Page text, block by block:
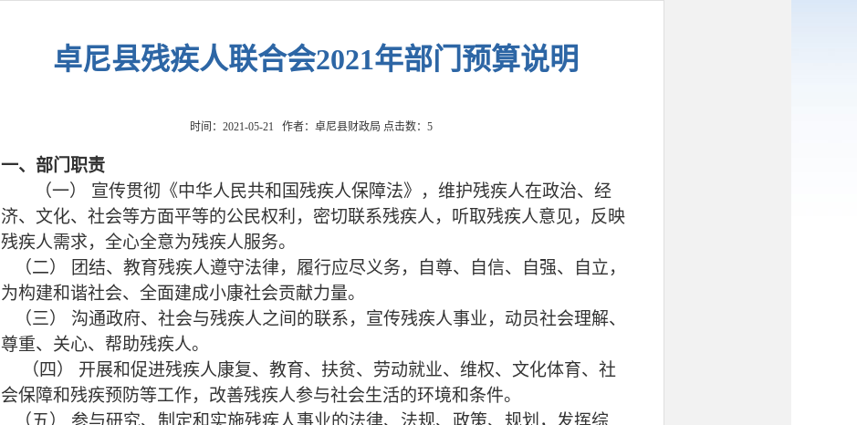
卓尼县残疾人联合会2021年部门预算说明
时间：2021-05-21 作者：卓尼县财政局 点击数： 5
一、部门职责
（一）
宣传贯彻《中华人民共和国残疾人保障法》，维护残疾人在政治、经
济、文化、社会等方面平等的公民权利，密切联系残疾人，听取残疾人意见，反映
残疾人需求，全心全意为残疾人服务。
（二）
团结、教育残疾人遵守法律，履行应尽义务，自尊、自信、自强、自立，
为构建和谐社会、全面建成小康社会贡献力量。
（三）
沟通政府、社会与残疾人之间的联系，宣传残疾人事业，动员社会理解、
尊重、关心、帮助残疾人。
（ 四 ）
开展和促进残疾人康复、教育、扶贫、劳动就业、维权、文化体育、社
会保障和残疾预防等工作，改善残疾人参与社会生活的环境和条件。
（五）
参与研究、制定和实施残疾人事业的法律、法规、政策、规划，发挥综